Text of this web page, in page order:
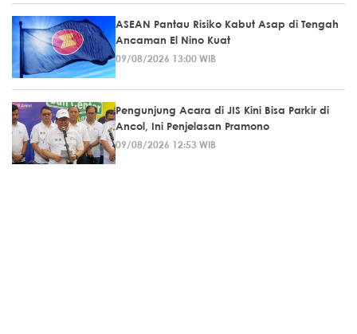
ASEAN Pantau Risiko Kabut Asap di Tengah
Ancaman El Nino Kuat
09/08/2026 13:00 WIB
Pengunjung Acara di JIS Kini Bisa Parkir di
Ancol, Ini Penjelasan Pramono
09/08/2026 12:53 WIB